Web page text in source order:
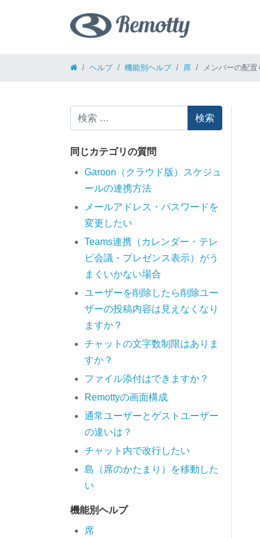
ヘルプ 機能別ヘルプ 席 メンバーの配置
検索
同じカテゴリの質問
Garoon（クラウド版）スケジュ
ールの連携方法
メールアドレス・パスワードを
変更したい
Teams連携（カレンダー・テレ
ビ会議・プレゼンス表示）がう
まくいかない場合
ユーザーを削除したら削除ユー
ザーの投稿内容は見えなくなり
ますか？
チャットの文字数制限はありま
すか？
ファイル添付はできますか？
Remottyの画面構成
通常ユーザーとゲストユーザー
の違いは？
チャット内で改行したい
島（席のかたまり）を移動した
い
機能別ヘルプ
席